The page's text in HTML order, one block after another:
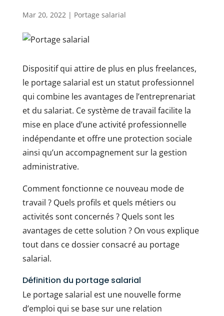
Mar 20, 2022 | Portage salarial
Dispositif qui attire de plus en plus freelances,
le portage salarial est un statut professionnel
qui combine les avantages de l’entreprenariat
et du salariat. Ce système de travail facilite la
mise en place d’une activité professionnelle
indépendante et offre une protection sociale
ainsi qu’un accompagnement sur la gestion
administrative.
Comment fonctionne ce nouveau mode de
travail ? Quels profils et quels métiers ou
activités sont concernés ? Quels sont les
avantages de cette solution ? On vous explique
tout dans ce dossier consacré au portage
salarial.
Définition du portage salarial
Le portage salarial est une nouvelle forme
d’emploi qui se base sur une relation